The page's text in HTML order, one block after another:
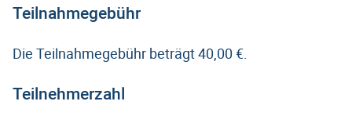
Teilnahmegebühr
Die Teilnahmegebühr beträgt 40,00 €.
Teilnehmerzahl